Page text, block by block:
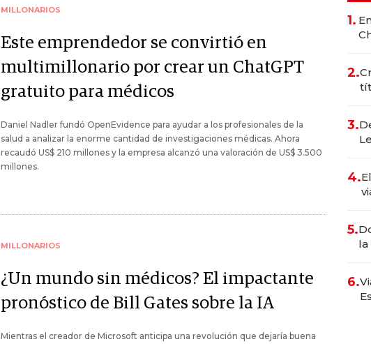
MILLONARIOS
Este emprendedor se convirtió en
multimillonario por crear un ChatGPT
gratuito para médicos
Daniel Nadler fundó OpenEvidence para ayudar a los profesionales de la
salud a analizar la enorme cantidad de investigaciones médicas. Ahora
recaudó US$ 210 millones y la empresa alcanzó una valoración de US$ 3.500
millones.
MILLONARIOS
¿Un mundo sin médicos? El impactante
pronóstico de Bill Gates sobre la IA
Mientras el creador de Microsoft anticipa una revolución que dejaría buena
1.
2.
3.
4.
5.
la
6.